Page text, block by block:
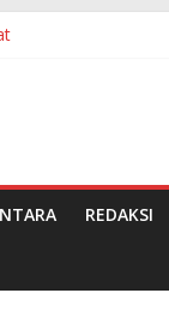
REDAKSI